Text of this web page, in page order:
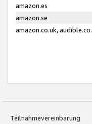
amazon.es
amazon.se
amazon.co.uk,
Teilnahmevereinbarung